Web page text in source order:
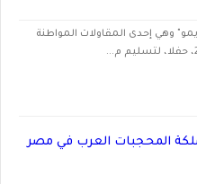
وهي إحدى المقاولات المواطنة